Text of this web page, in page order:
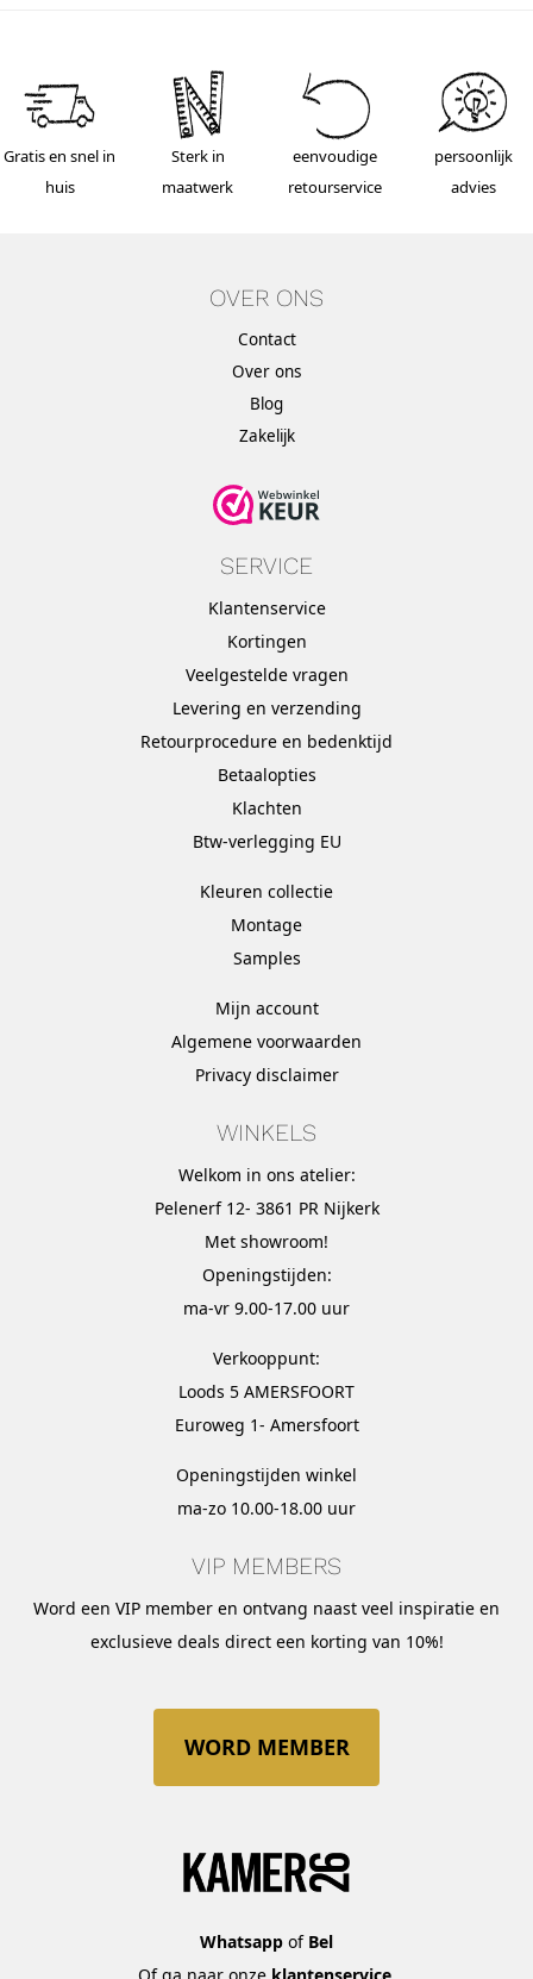
Gratis en snel in
huis
Sterk in
maatwerk
eenvoudige
retourservice
persoonlijk
advies
OVER ONS
Contact
Over ons
Blog
Zakelijk
SERVICE
Klantenservice
Kortingen
Veelgestelde vragen
Levering en verzending
Retourprocedure en bedenktijd
Betaalopties
Klachten
Btw-verlegging EU
Kleuren collectie
Montage
Samples
Mijn account
Algemene voorwaarden
Privacy disclaimer
WINKELS
Welkom in ons atelier:
Pelenerf 12- 3861 PR Nijkerk
Met showroom!
Openingstijden:
ma-vr 9.00-17.00 uur
Verkooppunt:
Loods 5 AMERSFOORT
Euroweg 1- Amersfoort
Openingstijden winkel
ma-zo 10.00-18.00 uur
VIP MEMBERS
Word een VIP member en ontvang naast veel inspiratie en
exclusieve deals direct een korting van 10%!
WORD MEMBER
Whatsapp of Bel